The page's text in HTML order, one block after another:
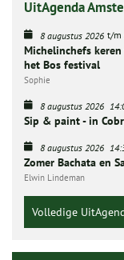
UitAgenda
8 augustus 2026 t/m
Michelinchefs
het Bos festival
Sophie
8 augustus 2026
Sip & paint - in
8 augustus 2026
Zomer Bachata en
Elwin Lindeman
Volledige